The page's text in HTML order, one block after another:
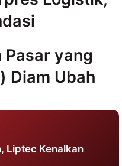
Pasar yang
Diam Ubah
Liptec Kenalkan